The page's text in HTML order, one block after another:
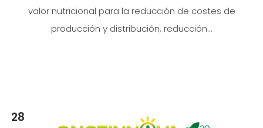
valor nutricional para la reducción de costes de
producción y distribución, reducción...
28